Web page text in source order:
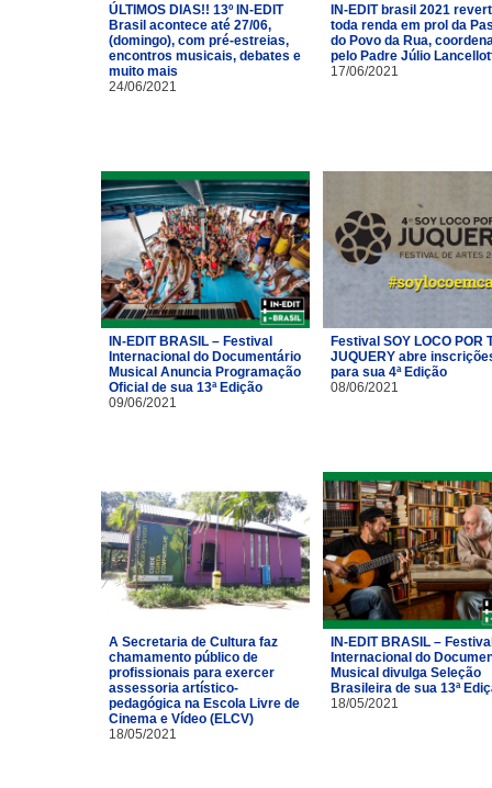
ÚLTIMOS DIAS!! 13º IN-EDIT
Brasil acontece até 27/06,
(domingo), com pré-estreias,
encontros musicais, debates e
muito mais
24/06/2021
IN-EDIT brasil 2021
toda renda em prol da
do Povo da Rua,
pelo Padre Júlio
17/06/2021
IN-EDIT BRASIL – Festival
Internacional do Documentário
Musical Anuncia Programação
Oficial de sua 13ª Edição
09/06/2021
Festival SOY LOCO POR
JUQUERY abre
para sua 4ª Edição
08/06/2021
A Secretaria de Cultura faz
chamamento público de
profissionais para exercer
assessoria artístico-
pedagógica na Escola Livre de
Cinema e Vídeo (ELCV)
18/05/2021
IN-EDIT BRASIL –
Internacional do
Musical divulga Seleção
Brasileira de sua 13ª
18/05/2021